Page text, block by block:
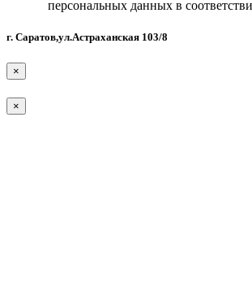
персональных данных в
г. Саратов,ул.Астраханская 103/8
×
×